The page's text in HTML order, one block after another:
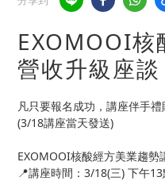
EXOMOOI核
營收升級座談
凡只要報名成功，講座伴手
(3/18講座當天發送)
EXOMOOI核酸經方美業趨勢
📍講座時間：3/18(三) 下午